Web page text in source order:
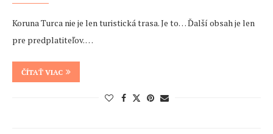
Koruna Turca nie je len turistická trasa. Je to… Ďalší obsah je len
pre predplatiteľov. …
ČÍTAŤ VIAC